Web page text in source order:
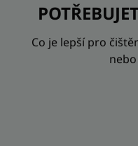
Co je lepší pro